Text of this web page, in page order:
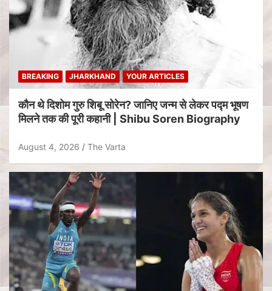
BREAKING JHARKHAND YOUR ARTICLES
कौन थे दिशोम गुरु शिबू सोरेन? जानिए जन्म से लेकर पद्म भूषण
मिलने तक की पूरी कहानी | Shibu Soren Biography
August 4, 2026 The Varta